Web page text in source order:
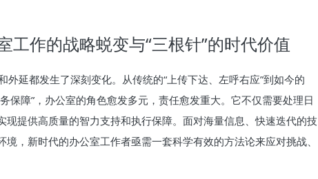
工作的战略蜕变与“三根针”的时代价值
外延都发生了深刻变化。从传统的“上传下达、左呼右应”到如今的
保障”，办公室的角色愈发多元，责任愈发重大。它不仅需要处理日
现提供高质量的智力支持和执行保障。面对海量信息、快速迭代的技
，新时代的办公室工作者亟需一套科学有效的方法论来应对挑战、